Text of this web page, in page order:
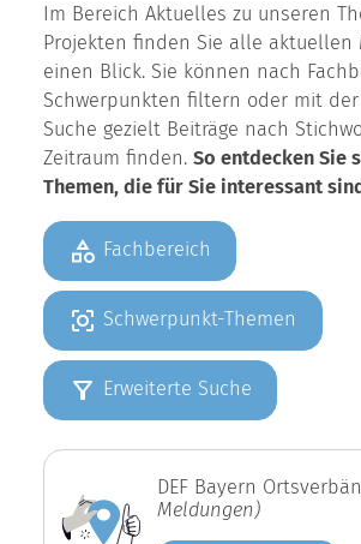
Im Bereich Aktuelles zu unseren
Projekten finden Sie alle aktuellen
einen Blick. Sie können nach
Schwerpunkten filtern oder mit
Suche gezielt Beiträge nach
Zeitraum finden. So entdecken Sie
Themen, die für Sie interessant
Fachbereich
Schwerpunkt-Themen
Erweiterte Suche
DEF Bayern
Meldungen)